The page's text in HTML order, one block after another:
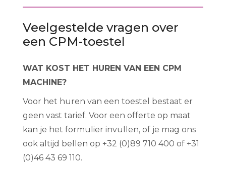
Veelgestelde vragen over
een CPM-toestel
WAT KOST HET HUREN VAN EEN CPM
MACHINE?
Voor het huren van een toestel bestaat er
geen vast tarief. Voor een offerte op maat
kan je het formulier invullen, of je mag ons
ook altijd bellen op +32 (0)89 710 400 of +31
(0)46 43 69 110.